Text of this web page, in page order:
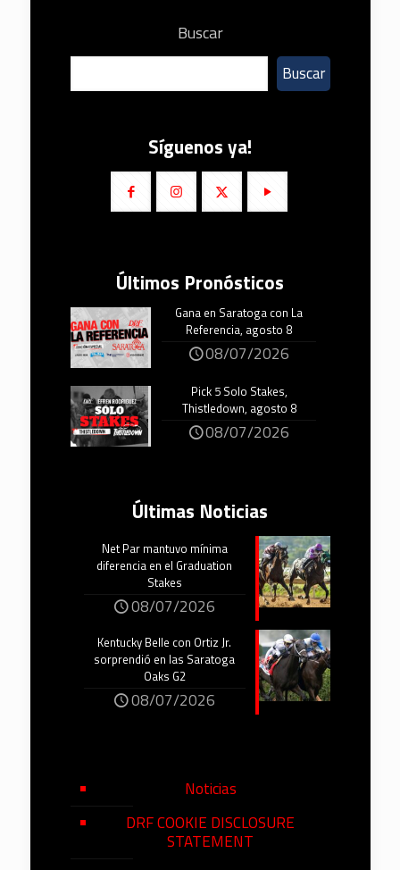
Buscar
Buscar
Síguenos ya!
Últimos Pronósticos
Gana en Saratoga con La
Referencia, agosto 8
08/07/2026
Pick 5 Solo Stakes,
Thistledown, agosto 8
08/07/2026
Últimas Noticias
Net Par mantuvo mínima
diferencia en el Graduation
Stakes
08/07/2026
Kentucky Belle con Ortiz Jr.
sorprendió en las Saratoga
Oaks G2
08/07/2026
Noticias
DRF COOKIE DISCLOSURE
STATEMENT